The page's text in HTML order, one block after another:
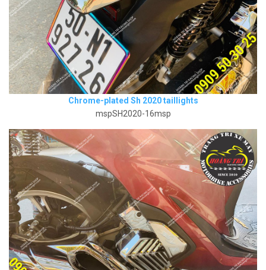
Chrome-plated Sh 2020 taillights
mspSH2020-16msp